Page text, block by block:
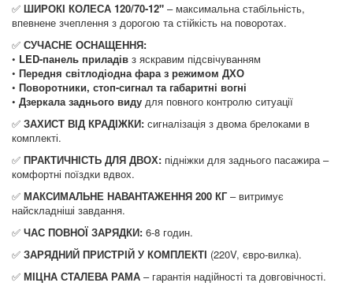
✅ ШИРОКІ КОЛЕСА 120/70-12" – максимальна стабільність,
впевнене зчеплення з дорогою та стійкість на поворотах.
✅ СУЧАСНЕ ОСНАЩЕННЯ:
• LED-панель приладів з яскравим підсвічуванням
• Передня світлодіодна фара з режимом ДХО
• Поворотники, стоп-сигнал та габаритні вогні
• Дзеркала заднього виду для повного контролю ситуації
✅ ЗАХИСТ ВІД КРАДІЖКИ: сигналізація з двома брелоками в
комплекті.
✅ ПРАКТИЧНІСТЬ ДЛЯ ДВОХ: підніжки для заднього пасажира –
комфортні поїздки вдвох.
✅ МАКСИМАЛЬНЕ НАВАНТАЖЕННЯ 200 КГ – витримує
найскладніші завдання.
✅ ЧАС ПОВНОЇ ЗАРЯДКИ: 6-8 годин.
✅ ЗАРЯДНИЙ ПРИСТРІЙ У КОМПЛЕКТІ (220V, євро-вилка).
✅ МІЦНА СТАЛЕВА РАМА – гарантія надійності та довговічності.